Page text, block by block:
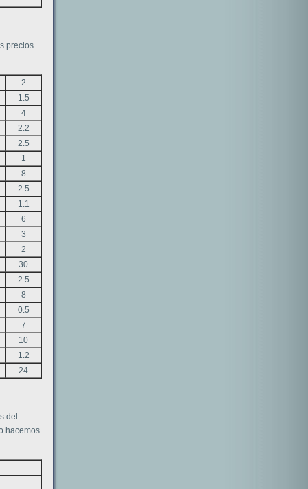
precios
2
1.5
4
2.2
2.5
1
8
2.5
1.1
6
3
2
30
2.5
8
0.5
7
10
1.2
24
del
hacemos